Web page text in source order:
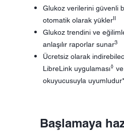
Glukoz verilerini güvenli
otomatik olarak yüklerII
Glukoz trendini ve
anlaşılır raporlar sunar3
Ücretsiz olarak
LibreLink uygulaması◊
okuyucusuyla uyumludur*
Başlamaya